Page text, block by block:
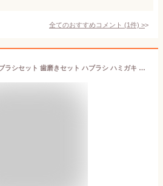
全てのおすすめコメント (1件) >
Kai 貝印 コップ付 歯ブラシセット 歯磨きセット ハブラシ ハミガキ はみがき 旅行 トラベル YOU TIME 4個アソート 送料無料